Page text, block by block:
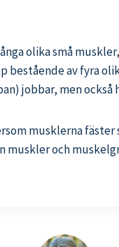
olika små
av fyra
jobbar, men också
musklerna
och